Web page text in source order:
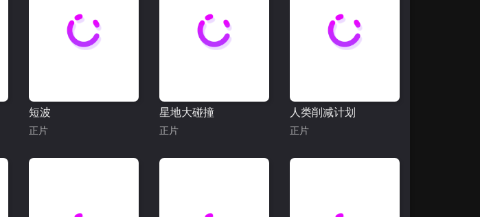
短波
正片
星地大碰撞
正片
人类削减计划
正片